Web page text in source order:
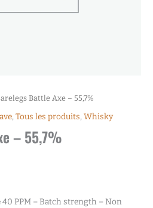
Battle Axe – 55,7%
,Tous les produits,Whisky
– 55,7%
PPM – Batch strength – Non